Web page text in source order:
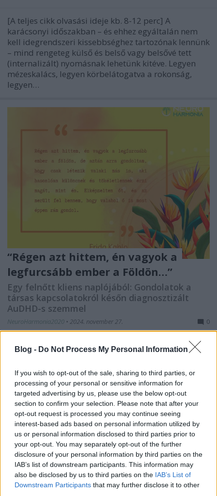
Blog - Do Not Process My Personal Information
If you wish to opt-out of the sale, sharing to third parties, or
processing of your personal or sensitive information for
targeted advertising by us, please use the below opt-out
section to confirm your selection. Please note that after your
opt-out request is processed you may continue seeing
interest-based ads based on personal information utilized by
us or personal information disclosed to third parties prior to
your opt-out. You may separately opt-out of the further
disclosure of your personal information by third parties on the
IAB’s list of downstream participants. This information may
also be disclosed by us to third parties on the IAB’s List of
Downstream Participants that may further disclose it to other
[A teljes cikk olvasási ideje kb. 8-12 perc] A
karácsonyi időszakban – és ehhez egyáltalán nem
kell idegrendszeri kissebbséghez tartozónak lennünk
– mind rengeteg külső és belső vagy belsővé tett
(internalizált) nyomásnak lehetünk kitéve. Legyen
mézeskalács, legyen körbelátogatva a rokonság,
legyen…
“Régen azt hittem, én vagyok a
legfurcsább ember a Földön…”
Egy felnőtt kliens naplójából: Gondolatok a
társas kapcsolatokról későn diagnosztizált
AuDHD-s szemmel
NeuroHarmonia2020 • 2024. november 27. 0
Nagyjából 24 éves korom körül találkoztam Frida
főszereplésével készült filmben. Ez még jóval azelőtt
volt, hogy Fridát felkapta volna a popkultúra és
arcát lépten-nyomon vászontáskákon, gerilla art
matricákon, tetkók tömkelegén és kitűzökön
láthattuk város- és…